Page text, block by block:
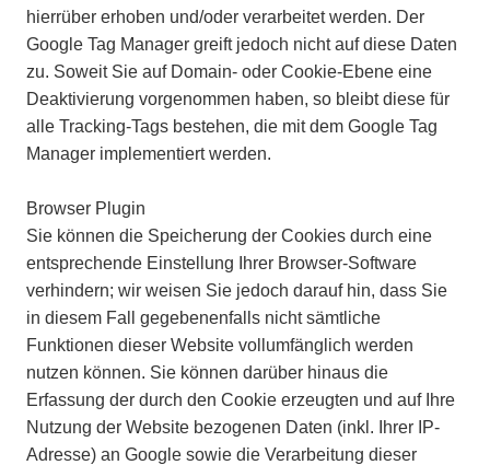
hierrüber erhoben und/oder verarbeitet werden. Der
Google Tag Manager greift jedoch nicht auf diese Daten
zu. Soweit Sie auf Domain- oder Cookie-Ebene eine
Deaktivierung vorgenommen haben, so bleibt diese für
alle Tracking-Tags bestehen, die mit dem Google Tag
Manager implementiert werden.
Browser Plugin
Sie können die Speicherung der Cookies durch eine
entsprechende Einstellung Ihrer Browser-Software
verhindern; wir weisen Sie jedoch darauf hin, dass Sie
in diesem Fall gegebenenfalls nicht sämtliche
Funktionen dieser Website vollumfänglich werden
nutzen können. Sie können darüber hinaus die
Erfassung der durch den Cookie erzeugten und auf Ihre
Nutzung der Website bezogenen Daten (inkl. Ihrer IP-
Adresse) an Google sowie die Verarbeitung dieser